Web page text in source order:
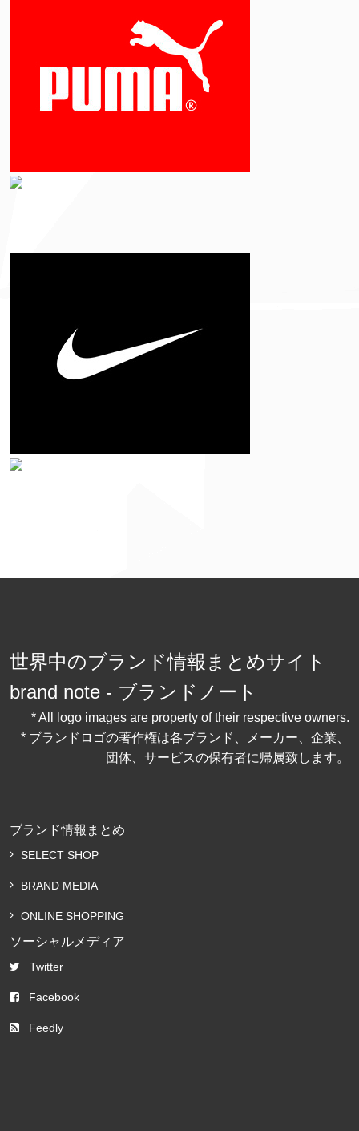
世界中のブランド情報まとめサイト
brand note - ブランドノート
* All logo images are property of their respective owners.
* ブランドロゴの著作権は各ブランド、メーカー、企業、
団体、サービスの保有者に帰属致します。
ブランド情報まとめ
SELECT SHOP
BRAND MEDIA
ONLINE SHOPPING
ソーシャルメディア
Twitter
Facebook
Feedly